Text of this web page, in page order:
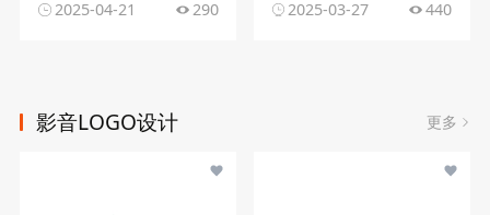
2025-04-21 290 2025-03-27 440
影音LOGO设计 更多